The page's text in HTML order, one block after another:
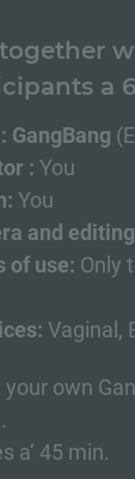
a
GangBang
: You
You
and
of use: Only
Vaginal,
your own
a‘ 45 min.